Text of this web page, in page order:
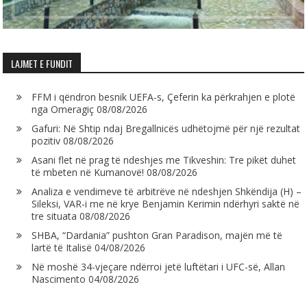
LAJMET E FUNDIT
FFM i qëndron besnik UEFA-s, Çeferin ka përkrahjen e plotë
nga Omeragiç 08/08/2026
Gafuri: Në Shtip ndaj Bregallnicës udhëtojmë për një rezultat
pozitiv 08/08/2026
Asani flet në prag të ndeshjes me Tikveshin: Tre pikët duhet
të mbeten në Kumanovë! 08/08/2026
Analiza e vendimeve të arbitrëve në ndeshjen Shkëndija (H) –
Sileksi, VAR-i me në krye Benjamin Kerimin ndërhyri saktë në
tre situata 08/08/2026
SHBA, “Dardania” pushton Gran Paradison, majën më të
lartë të Italisë 04/08/2026
Në moshë 34-vjeçare ndërroi jetë luftëtari i UFC-së, Allan
Nascimento 04/08/2026